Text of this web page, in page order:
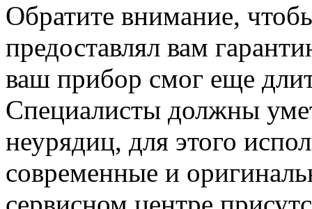
Обратите внимание,
предоставлял вам
ваш прибор смог еще
Специалисты должны
неурядиц, для этого
современные и